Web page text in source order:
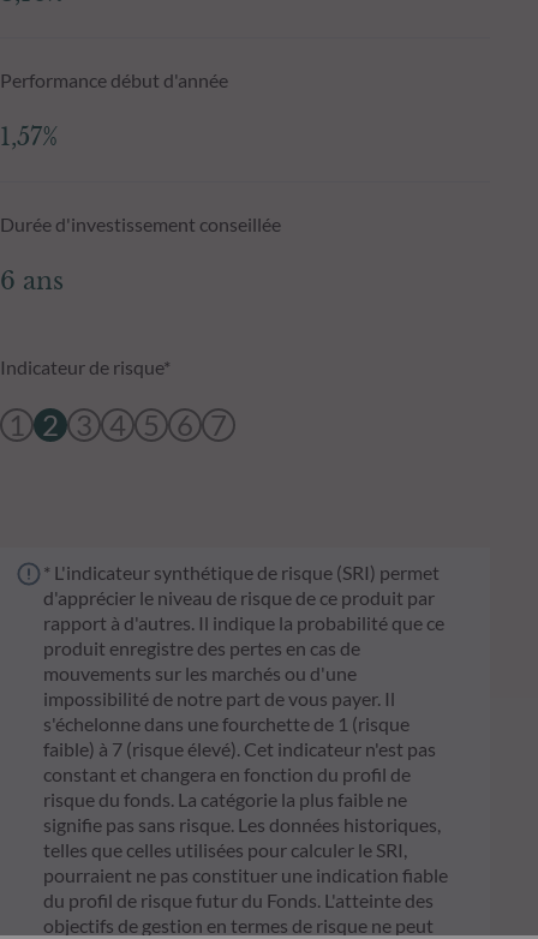
Performance début d'année
1,57%
Durée d'investissement conseillée
6 ans
Indicateur de risque*
1 2 3 4 5 6 7
* L'indicateur synthétique de risque (SRI) permet
d'apprécier le niveau de risque de ce produit par
rapport à d'autres. Il indique la probabilité que ce
produit enregistre des pertes en cas de
mouvements sur les marchés ou d'une
impossibilité de notre part de vous payer. Il
s'échelonne dans une fourchette de 1 (risque
faible) à 7 (risque élevé). Cet indicateur n'est pas
constant et changera en fonction du profil de
risque du fonds. La catégorie la plus faible ne
signifie pas sans risque. Les données historiques,
telles que celles utilisées pour calculer le SRI,
pourraient ne pas constituer une indication fiable
du profil de risque futur du Fonds. L'atteinte des
objectifs de gestion en termes de risque ne peut